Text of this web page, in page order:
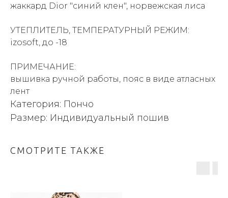
жаккард Dior "синий клен", норвежская лиса
УТЕПЛИТЕЛЬ, ТЕМПЕРАТУРНЫЙ РЕЖИМ:
izosoft, до -18
ПРИМЕЧАНИЕ:
вышивка ручной работы, пояс в виде атласных
лент
Категория: Пончо
Размер: Индивидуальный пошив
СМОТРИТЕ ТАКЖЕ